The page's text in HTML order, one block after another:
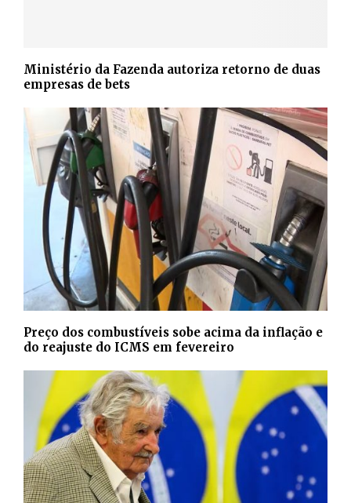
Ministério da Fazenda autoriza retorno de duas
empresas de bets
Preço dos combustíveis sobe acima da inflação e
do reajuste do ICMS em fevereiro